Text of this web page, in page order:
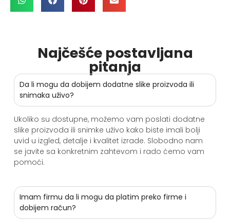
Najčešće postavljana
pitanja
Da li mogu da dobijem dodatne slike proizvoda ili
snimaka uživo?
Ukoliko su dostupne, možemo vam poslati dodatne
slike proizvoda ili snimke uživo kako biste imali bolji
uvid u izgled, detalje i kvalitet izrade. Slobodno nam
se javite sa konkretnim zahtevom i rado ćemo vam
pomoći.
Imam firmu da li mogu da platim preko firme i
dobijem račun?